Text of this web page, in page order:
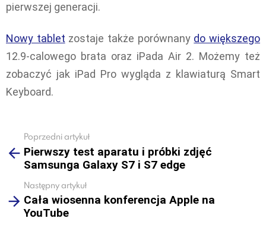
pierwszej generacji.
Nowy tablet zostaje także porównany do większego
12.9-calowego brata oraz iPada Air 2. Możemy też
zobaczyć jak iPad Pro wygląda z klawiaturą Smart
Keyboard.
more
Poprzedni artykuł
Pierwszy test aparatu i próbki zdjęć
Samsunga Galaxy S7 i S7 edge
Następny artykuł
Cała wiosenna konferencja Apple na
YouTube